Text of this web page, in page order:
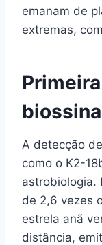
emanam de
extremas,
A detecção
como o K2-
astrobiologia.
de 2,6 vezes
estrela anã
distância,